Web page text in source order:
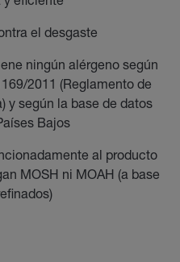
el desgaste
ningún alérgeno según
2011 (Reglamento de
y según la base de datos
Bajos
al producto
MOSH ni MOAH (a base